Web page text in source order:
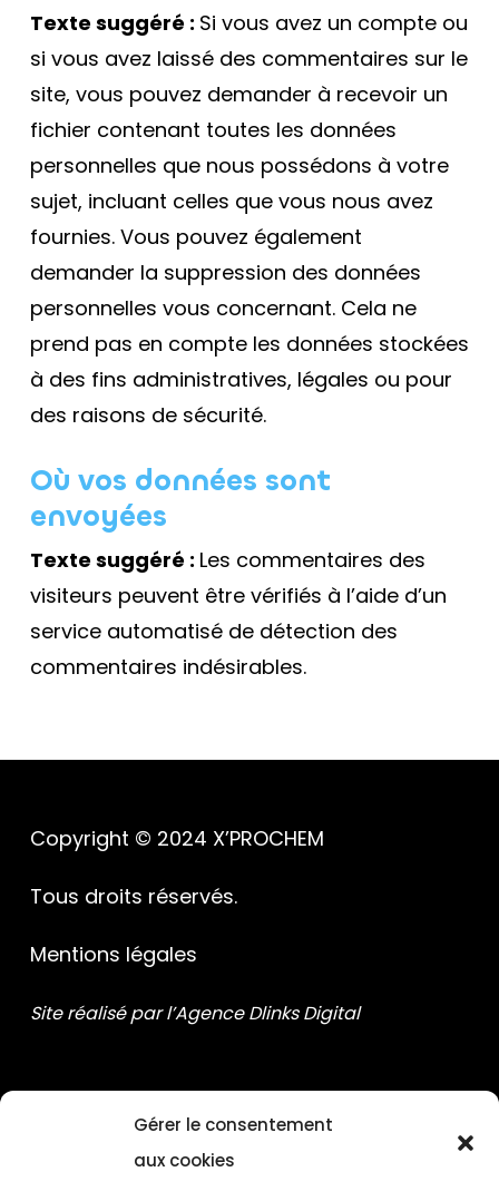
Gérer le consentement
aux cookies
Texte suggéré : Si vous avez un compte ou
si vous avez laissé des commentaires sur le
site, vous pouvez demander à recevoir un
fichier contenant toutes les données
personnelles que nous possédons à votre
sujet, incluant celles que vous nous avez
fournies. Vous pouvez également
demander la suppression des données
personnelles vous concernant. Cela ne
prend pas en compte les données stockées
à des fins administratives, légales ou pour
des raisons de sécurité.
Où vos données sont
envoyées
Texte suggéré : Les commentaires des
visiteurs peuvent être vérifiés à l’aide d’un
service automatisé de détection des
commentaires indésirables.
Copyright © 2024 X’PROCHEM
Tous droits réservés.
Mentions légales
Site réalisé par l’Agence Dlinks Digital